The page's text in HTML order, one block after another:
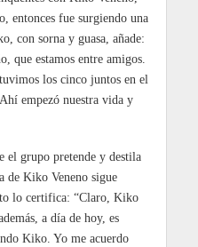
entonces fue surgiendo una
con sorna y guasa, añade:
que estamos entre amigos.
los cinco juntos en el
empezó nuestra vida y
el grupo pretende y destila
de Kiko Veneno sigue
lo certifica: “Claro, Kiko
a día de hoy, es
Kiko. Yo me acuerdo